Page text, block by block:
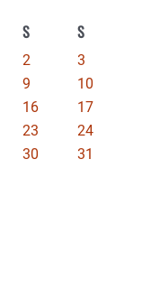
S S
2
3
9
10
16
17
23
24
30
31